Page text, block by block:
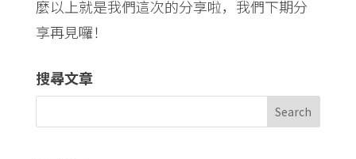
麼以上就是我們這次的分享啦，我們下期分
享再見囉！
搜尋文章